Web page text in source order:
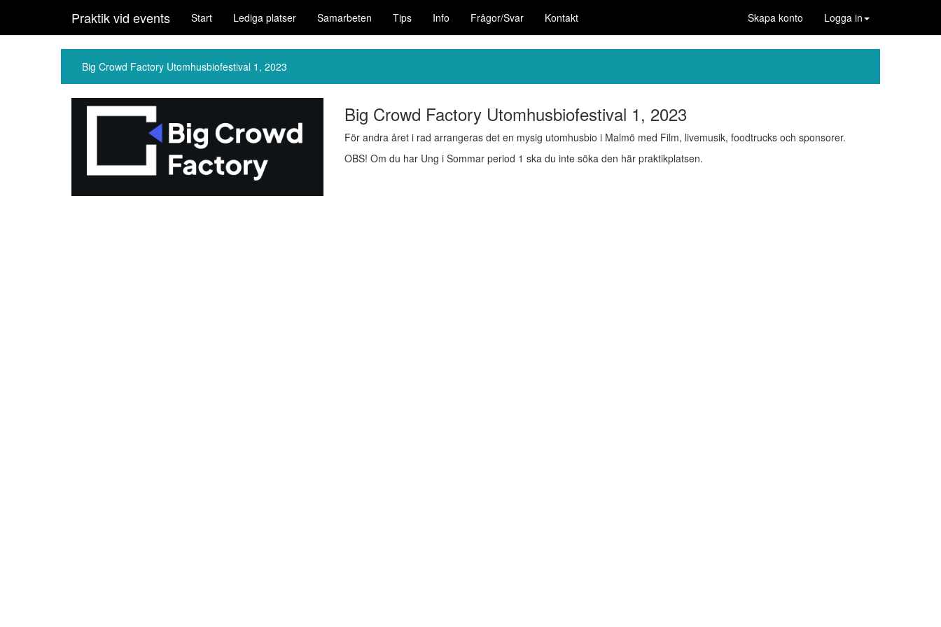
Praktik vid events Start Lediga platser Samarbeten Tips Info Frågor/Svar Kontakt Skapa konto Logga in
Big Crowd Factory Utomhusbiofestival 1, 2023
Big Crowd Factory Utomhusbiofestival 1, 2023
För andra året i rad arrangeras det en mysig utomhusbio i Malmö med Film, livemusik, foodtrucks och sponsorer.
OBS! Om du har Ung i Sommar period 1 ska du inte söka den här praktikplatsen.